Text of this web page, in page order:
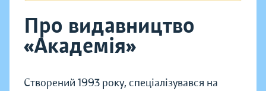
Про видавництво
«Академія»
Створений 1993 року, спеціалізувався на